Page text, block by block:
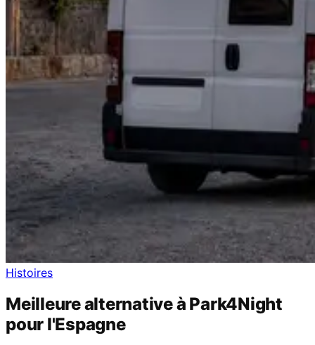
Histoires
Meilleure alternative à Park4Night
pour l'Espagne